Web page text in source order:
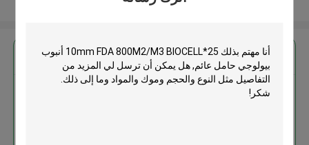
احصل على افضل سعر ل